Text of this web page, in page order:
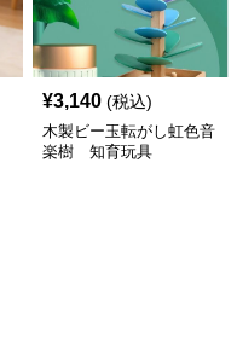
¥3,140 (税込)
木製ビー玉転がし虹色音
楽樹 知育玩具